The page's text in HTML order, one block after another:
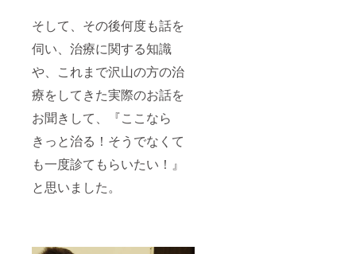
そして、その後何度も話を
伺い、治療に関する知識
や、これまで沢山の方の治
療をしてきた実際のお話を
お聞きして、『ここなら
きっと治る！そうでなくて
も一度診てもらいたい！』
と思いました。